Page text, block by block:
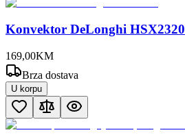
Konvektor DeLonghi HSX2320
169,00KM
Brza dostava
U korpu